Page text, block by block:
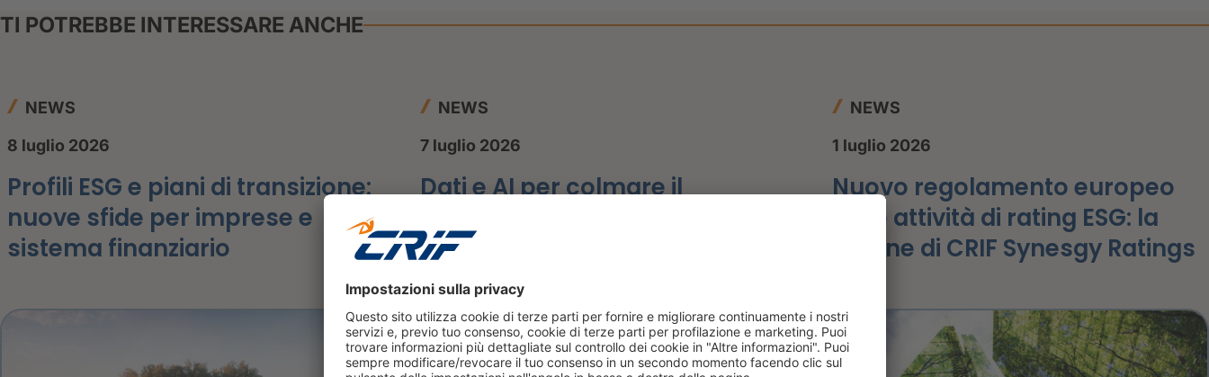
TI POTREBBE INTERESSARE ANCHE
NEWS
8 luglio 2026
Profili ESG e piani di transizione:
nuove sfide per imprese e
sistema finanziario
NEWS
7 luglio 2026
Dati e AI per colmare il
visione CRIF all'Insurtech Day
2026
NEWS
1 luglio 2026
Nuovo regolamento europeo
sulle attività di rating ESG: la
visione di CRIF Synesgy Ratings